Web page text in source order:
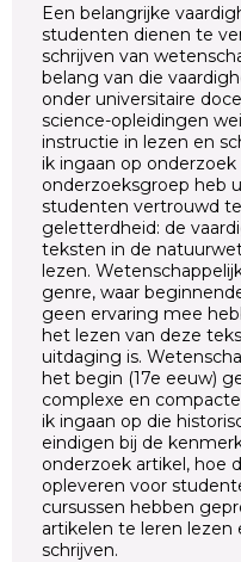
Een belangrijke
studenten dienen te
schrijven van
belang van die
onder universitaire
science-opleidingen
instructie in lezen en
ik ingaan op
onderzoeksgroep heb
studenten vertrouwd
geletterdheid: de
teksten in de
lezen.
genre, waar
geen ervaring mee
het lezen van deze
uitdaging is.
het begin (17e eeuw)
complexe en
ik ingaan op die
eindigen bij de
onderzoek artikel, hoe
opleveren voor
cursussen hebben
artikelen te leren
schrijven.